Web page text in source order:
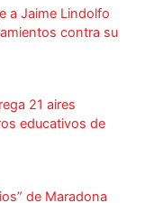
a Jaime Lindolfo
contra su
21 aires
educativos de
de Maradona